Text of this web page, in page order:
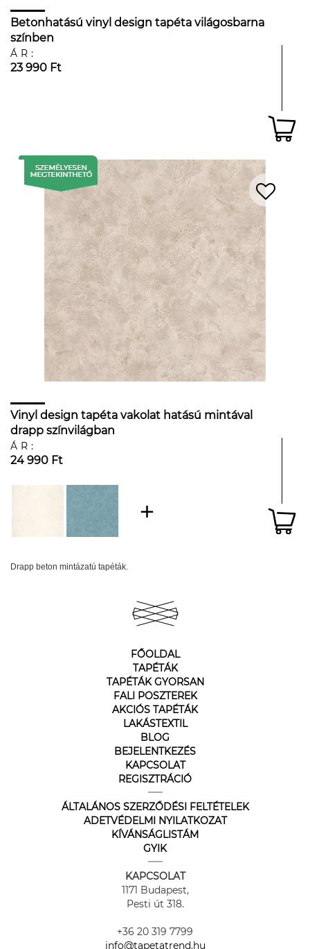
Betonhatású vinyl design tapéta világosbarna
színben
ÁR:
23 990 Ft
Vinyl design tapéta vakolat hatású mintával
drapp színvilágban
ÁR:
24 990 Ft
Drapp beton mintázatú tapéták.
FŐOLDAL
TAPÉTÁK
TAPÉTÁK GYORSAN
FALI POSZTEREK
AKCIÓS TAPÉTÁK
LAKÁSTEXTIL
BLOG
BEJELENTKEZÉS
KAPCSOLAT
REGISZTRÁCIÓ
ÁLTALÁNOS SZERZŐDÉSI FELTÉTELEK
ADETVÉDELMI NYILATKOZAT
KÍVÁNSÁGLISTÁM
GYIK
KAPCSOLAT
1171 Budapest,
Pesti út 318.
+36 20 319 7799
info@tapetatrend.hu